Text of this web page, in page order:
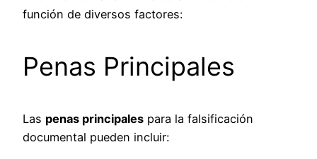
función de diversos factores:
Penas Principales
Las penas principales para la falsificación
documental pueden incluir: